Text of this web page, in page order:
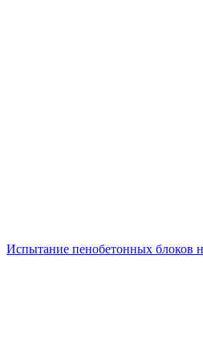
Испытание пенобетонных блоков